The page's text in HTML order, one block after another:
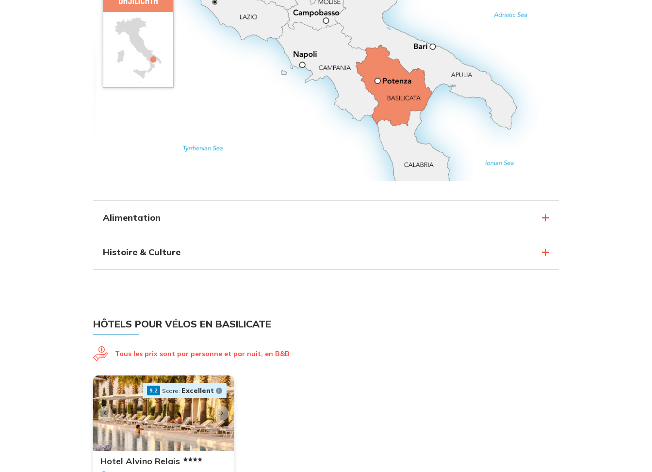
Alimentation
Histoire & Culture
HÔTELS POUR VÉLOS EN BASILICATE
Tous les prix sont par personne et par nuit, en B&B
9.2 Score: Excellent
Hotel Alvino Relais